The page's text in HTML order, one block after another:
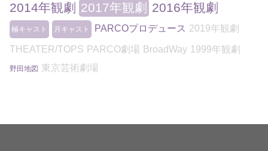
2014年観劇 2017年観劇 2016年観劇
極キャスト 月キャスト PARCOプロデュース 2019年観劇
THEATER/TOPS PARCO劇場 BroadWay 1999年観劇
野田地図 東京芸術劇場